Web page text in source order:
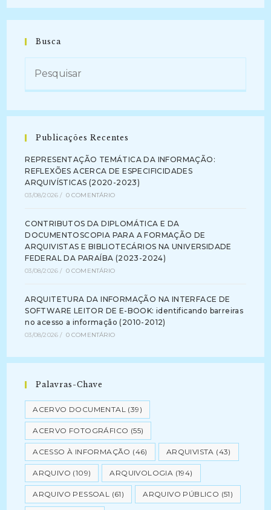
A
ANÁLISE
DOCUMENTOS
–
Busca
Publicações Recentes
REPRESENTAÇÃO TEMÁTICA DA INFORMAÇÃO:
REFLEXÕES ACERCA DE ESPECIFICIDADES
ARQUIVÍSTICAS (2020-2023)
03/08/2026 / 0 COMENTÁRIO
CONTRIBUTOS DA DIPLOMÁTICA E DA
DOCUMENTOSCOPIA PARA A FORMAÇÃO DE
ARQUIVISTAS E BIBLIOTECÁRIOS NA UNIVERSIDADE
FEDERAL DA PARAÍBA (2023-2024)
03/08/2026 / 0 COMENTÁRIO
ARQUITETURA DA INFORMAÇÃO NA INTERFACE DE
SOFTWARE LEITOR DE E-BOOK: identificando barreiras
no acesso a informação (2010-2012)
03/08/2026 / 0 COMENTÁRIO
Palavras-Chave
ACERVO DOCUMENTAL (39)
ACERVO FOTOGRÁFICO (55)
ACESSO À INFORMAÇÃO (46) ARQUIVISTA (43)
ARQUIVO (109) ARQUIVOLOGIA (194)
ARQUIVO PESSOAL (61) ARQUIVO PÚBLICO (51)